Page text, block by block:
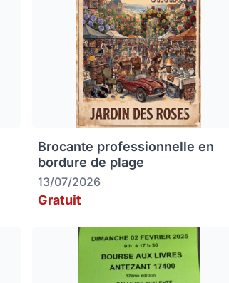
Brocante professionnelle en
bordure de plage
13/07/2026
Gratuit